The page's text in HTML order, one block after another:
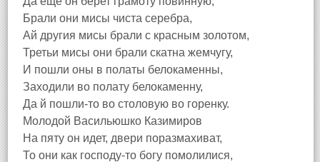
Брали они мисы чиста серебра,
Ай другия мисы брали с красным золотом,
Третьи мисы они брали скатна жемчугу,
И пошли оны в полаты белокаменны,
Заходили во полату белокаменну,
Да й пошли-то во столовую во горенку.
Молодой Васильюшко Казимиров
На пяту он идет, двери поразмахиват,
То они как господу-то богу помолилися,